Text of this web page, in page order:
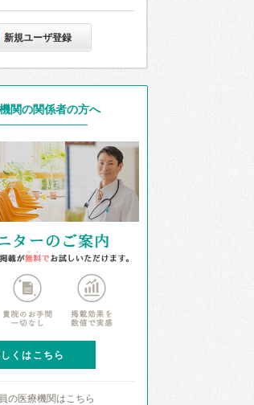
新規ユーザ登録
関の関係者の方へ
くはこちら
の医療機関はこちら